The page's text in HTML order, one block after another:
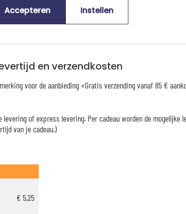
en verzendkosten
voor de aanbieding «Gratis verzending vanaf 85 €
of express levering. Per cadeau worden de
van je cadeau.)
€ 5,25
Accepteren Instellen